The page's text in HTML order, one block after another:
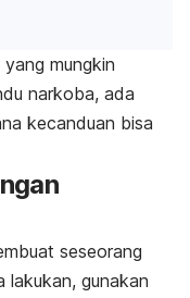
mungkin
narkoba, ada
kecanduan bisa
seseorang
lakukan, gunakan